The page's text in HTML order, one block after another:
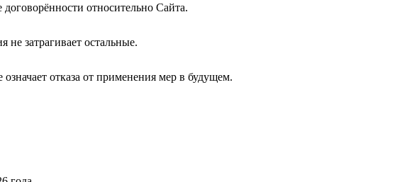
относительно Сайта.
не затрагивает остальные.
отказа от применения мер в будущем.